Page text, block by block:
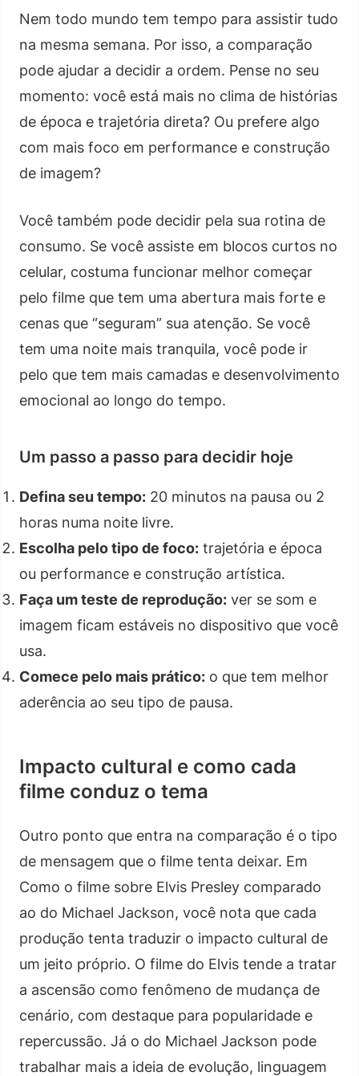
Nem todo mundo tem tempo para assistir tudo
na mesma semana. Por isso, a comparação
pode ajudar a decidir a ordem. Pense no seu
momento: você está mais no clima de histórias
de época e trajetória direta? Ou prefere algo
com mais foco em performance e construção
de imagem?
Você também pode decidir pela sua rotina de
consumo. Se você assiste em blocos curtos no
celular, costuma funcionar melhor começar
pelo filme que tem uma abertura mais forte e
cenas que “seguram” sua atenção. Se você
tem uma noite mais tranquila, você pode ir
pelo que tem mais camadas e desenvolvimento
emocional ao longo do tempo.
Um passo a passo para decidir hoje
Defina seu tempo: 20 minutos na pausa ou 2
horas numa noite livre.
Escolha pelo tipo de foco: trajetória e época
ou performance e construção artística.
Faça um teste de reprodução: ver se som e
imagem ficam estáveis no dispositivo que você
usa.
Comece pelo mais prático: o que tem melhor
aderência ao seu tipo de pausa.
Impacto cultural e como cada
filme conduz o tema
Outro ponto que entra na comparação é o tipo
de mensagem que o filme tenta deixar. Em
Como o filme sobre Elvis Presley comparado
ao do Michael Jackson, você nota que cada
produção tenta traduzir o impacto cultural de
um jeito próprio. O filme do Elvis tende a tratar
a ascensão como fenômeno de mudança de
cenário, com destaque para popularidade e
repercussão. Já o do Michael Jackson pode
trabalhar mais a ideia de evolução, linguagem